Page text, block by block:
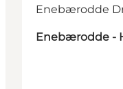
Enebærodde -